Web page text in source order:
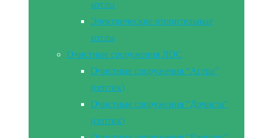
котлы
Электрические отопительные
котлы
Очистные сооружения ЛОС
Очистные сооружения “Астра”
(септик)
Очистные сооружения “Дочиста”
(септик)